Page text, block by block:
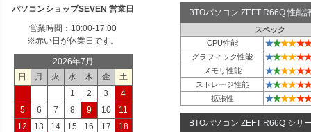
BTOパソコン ZEFT R66Q 性能
スペック
CPU性能
★★★★★★
グラフィック性能 ★★★★★★
メモリ性能 ★★★★★★
ストレージ性能 ★★★★★★
拡張性 ★★★★★★
BTOパソコン ZEFT R66Q シリ
パソコンショップSEVEN 営業日
営業時間：10:00-17:00
※赤い日が休業日です。
2026年7月
日
月 火 水 木 金
土
1
2 3
4
5
6 7 8 9 10
11
12
13 14 15 16 17
18